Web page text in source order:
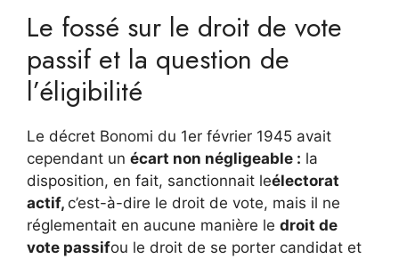
Le fossé sur le droit de vote
passif et la question de
l’éligibilité
Le décret Bonomi du 1er février 1945 avait
cependant un écart non négligeable : la
disposition, en fait, sanctionnait leélectorat
actif, c’est-à-dire le droit de vote, mais il ne
réglementait en aucune manière le droit de
vote passifou le droit de se porter candidat et